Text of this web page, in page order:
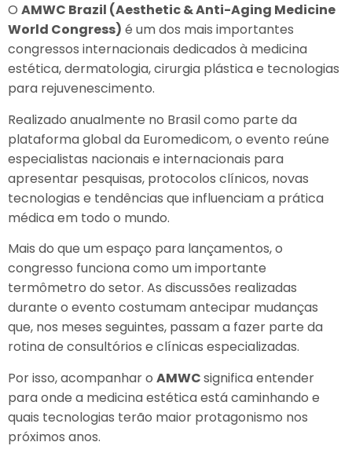
O AMWC Brazil (Aesthetic & Anti-Aging Medicine
World Congress) é um dos mais importantes
congressos internacionais dedicados à medicina
estética, dermatologia, cirurgia plástica e tecnologias
para rejuvenescimento.
Realizado anualmente no Brasil como parte da
plataforma global da Euromedicom, o evento reúne
especialistas nacionais e internacionais para
apresentar pesquisas, protocolos clínicos, novas
tecnologias e tendências que influenciam a prática
médica em todo o mundo.
Mais do que um espaço para lançamentos, o
congresso funciona como um importante
termômetro do setor. As discussões realizadas
durante o evento costumam antecipar mudanças
que, nos meses seguintes, passam a fazer parte da
rotina de consultórios e clínicas especializadas.
Por isso, acompanhar o AMWCsignifica entender
para onde a medicina estética está caminhando e
quais tecnologias terão maior protagonismo nos
próximos anos.